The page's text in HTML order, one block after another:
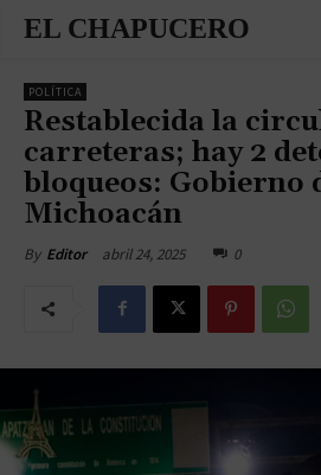
EL CHAPUCERO
POLÍTICA
Restablecida la
carreteras; hay 2
bloqueos: Gobierno
Michoacán
By Editor abril 24, 2025 0